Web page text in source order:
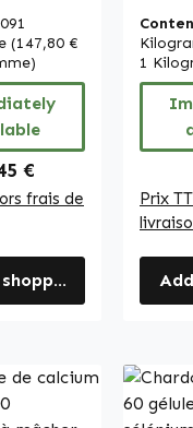
la
plus
|
(147,80 €
price:
€
frais de
cart
os,
les
1
Prix